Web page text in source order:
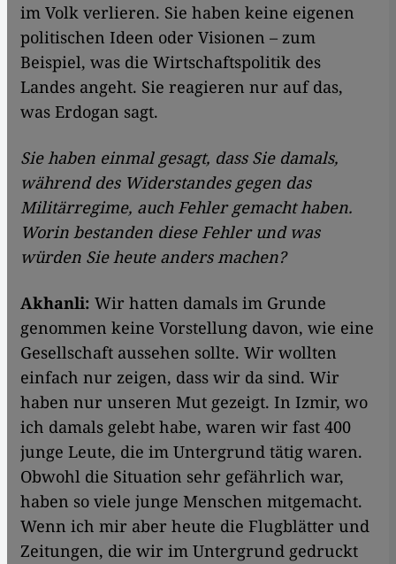
im Volk verlieren. Sie haben keine eigenen
politischen Ideen oder Visionen – zum
Beispiel, was die Wirtschaftspolitik des
Landes angeht. Sie reagieren nur auf das,
was Erdogan sagt.
Sie haben einmal gesagt, dass Sie damals,
während des Widerstandes gegen das
Militärregime, auch Fehler gemacht haben.
Worin bestanden diese Fehler und was
würden Sie heute anders machen?
Akhanli: Wir hatten damals im Grunde
genommen keine Vorstellung davon, wie eine
Gesellschaft aussehen sollte. Wir wollten
einfach nur zeigen, dass wir da sind. Wir
haben nur unseren Mut gezeigt. In Izmir, wo
ich damals gelebt habe, waren wir fast 400
junge Leute, die im Untergrund tätig waren.
Obwohl die Situation sehr gefährlich war,
haben so viele junge Menschen mitgemacht.
Wenn ich mir aber heute die Flugblätter und
Zeitungen, die wir im Untergrund gedruckt